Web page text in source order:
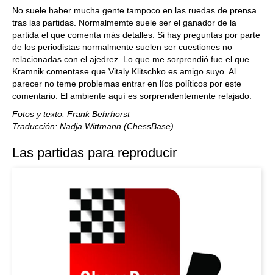
No suele haber mucha gente tampoco en las ruedas de prensa
tras las partidas. Normalmemte suele ser el ganador de la
partida el que comenta más detalles. Si hay preguntas por parte
de los periodistas normalmente suelen ser cuestiones no
relacionadas con el ajedrez. Lo que me sorprendió fue el que
Kramnik comentase que Vitaly Klitschko es amigo suyo. Al
parecer no teme problemas entrar en líos políticos por este
comentario. El ambiente aquí es sorprendentemente relajado.
Fotos y texto: Frank Behrhorst
Traducción: Nadja Wittmann (ChessBase)
Las partidas para reproducir